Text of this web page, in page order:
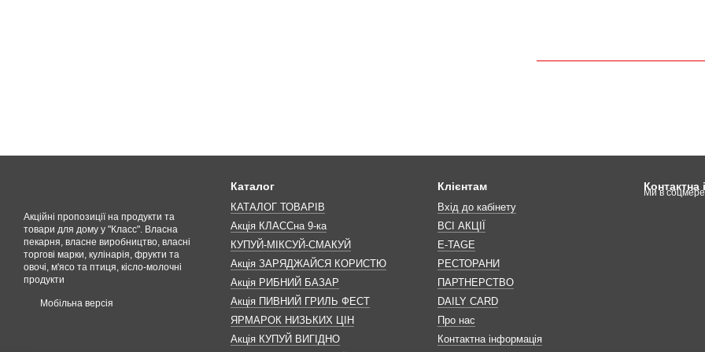
Акційні пропозиції на продукти та
товари для дому у "Класс". Власна
пекарня, власне виробництво, власні
торгові марки, кулінарія, фрукти та
овочі, м'ясо та птиця, кісло-молочні
продукти
Мобільна версія
Каталог
КАТАЛОГ ТОВАРІВ
Акція КЛАССна 9-ка
КУПУЙ-МІКСУЙ-СМАКУЙ
Акція ЗАРЯДЖАЙСЯ КОРИСТЮ
Акція РИБНИЙ БАЗАР
Акція ПИВНИЙ ГРИЛЬ ФЕСТ
ЯРМАРОК НИЗЬКИХ ЦІН
Акція КУПУЙ ВИГІДНО
Клієнтам
Вхід до кабінету
ВСІ АКЦІЇ
E-TAGE
РЕСТОРАНИ
ПАРТНЕРСТВО
DAILY CARD
Про нас
Контактна інформація
Контактна
Ми в